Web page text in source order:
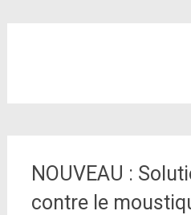
NOUVEAU :
contre le